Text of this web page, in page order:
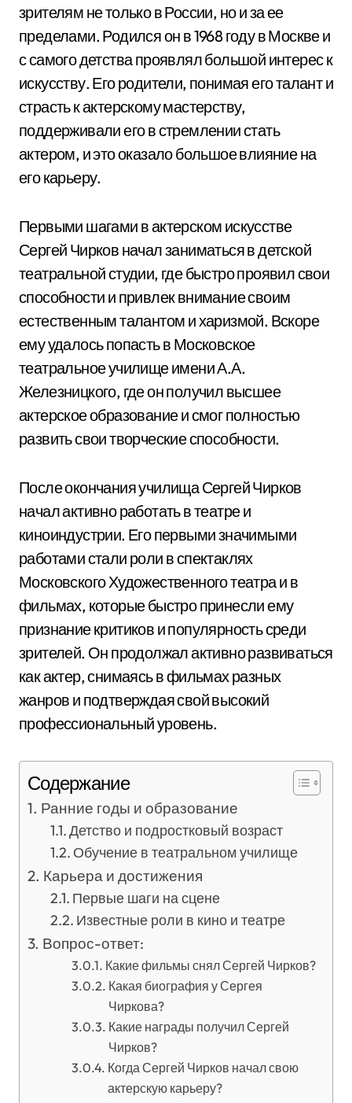
зрителям не только в России, но и за ее
пределами. Родился он в 1968 году в Москве и
с самого детства проявлял большой интерес к
искусству. Его родители, понимая его талант и
страсть к актерскому мастерству,
поддерживали его в стремлении стать
актером, и это оказало большое влияние на
его карьеру.
Первыми шагами в актерском искусстве
Сергей Чирков начал заниматься в детской
театральной студии, где быстро проявил свои
способности и привлек внимание своим
естественным талантом и харизмой. Вскоре
ему удалось попасть в Московское
театральное училище имени А.А.
Железницкого, где он получил высшее
актерское образование и смог полностью
развить свои творческие способности.
После окончания училища Сергей Чирков
начал активно работать в театре и
киноиндустрии. Его первыми значимыми
работами стали роли в спектаклях
Московского Художественного театра и в
фильмах, которые быстро принесли ему
признание критиков и популярность среди
зрителей. Он продолжал активно развиваться
как актер, снимаясь в фильмах разных
жанров и подтверждая свой высокий
профессиональный уровень.
Содержание
Ранние годы и образование
Детство и подростковый возраст
Обучение в театральном училище
Карьера и достижения
Первые шаги на сцене
Известные роли в кино и театре
Вопрос-ответ:
Какие фильмы снял Сергей Чирков?
Какая биография у Сергея
Чиркова?
Какие награды получил Сергей
Чирков?
Когда Сергей Чирков начал свою
актерскую карьеру?